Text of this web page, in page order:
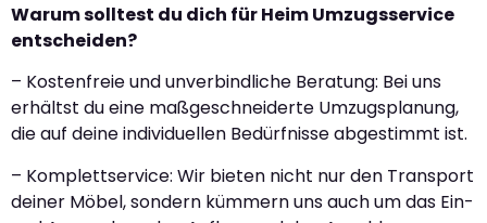
Warum solltest du dich für Heim Umzugsservice
entscheiden?
– Kostenfreie und unverbindliche Beratung: Bei uns
erhältst du eine maßgeschneiderte Umzugsplanung,
die auf deine individuellen Bedürfnisse abgestimmt ist.
– Komplettservice: Wir bieten nicht nur den Transport
deiner Möbel, sondern kümmern uns auch um das Ein-